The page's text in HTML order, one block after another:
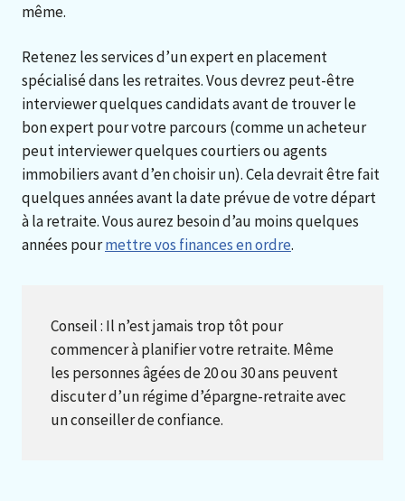
même.
Retenez les services d’un expert en placement
spécialisé dans les retraites. Vous devrez peut-être
interviewer quelques candidats avant de trouver le
bon expert pour votre parcours (comme un acheteur
peut interviewer quelques courtiers ou agents
immobiliers avant d’en choisir un). Cela devrait être fait
quelques années avant la date prévue de votre départ
à la retraite. Vous aurez besoin d’au moins quelques
années pourmettre vos finances en ordre.
Conseil : Il n’est jamais trop tôt pour
commencer à planifier votre retraite. Même
les personnes âgées de 20 ou 30 ans peuvent
discuter d’un régime d’épargne-retraite avec
un conseiller de confiance.